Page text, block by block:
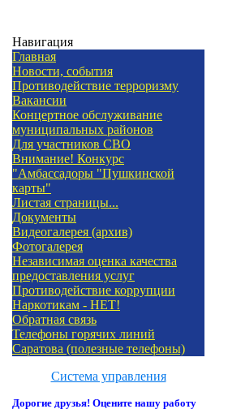
Навигация
Главная
Новости, события
Противодействие терроризму
Вакансии
Концертное обслуживание
муниципальных районов
Для участников СВО
Внимание! Конкурс
"Амбассадоры "Пушкинской
карты"
Листая страницы...
Документы
Видеогалерея (архив)
Фотогалерея
Независимая оценка качества
предоставления услуг
Противодействие коррупции
Наркотикам - НЕТ!
Обратная связь
Телефоны горячих линий
Саратова (полезные телефоны)
Система управления
Дорогие друзья! Оцените нашу работу